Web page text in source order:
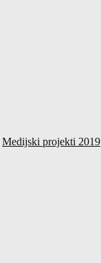
Medijski projekti 2019